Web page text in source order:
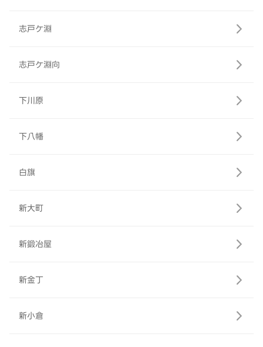
志戸ケ淵
志戸ケ淵向
下川原
下八幡
白旗
新大町
新鍛冶屋
新金丁
新小倉